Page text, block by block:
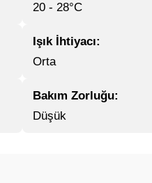
20 - 28°C
Işık İhtiyacı:
Orta
Bakım Zorluğu:
Düşük